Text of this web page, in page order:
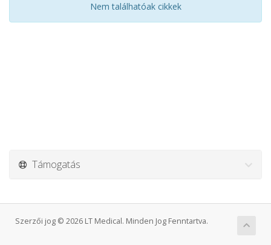
Nem találhatóak cikkek
Támogatás
Szerzői jog © 2026 LT Medical. Minden Jog Fenntartva.